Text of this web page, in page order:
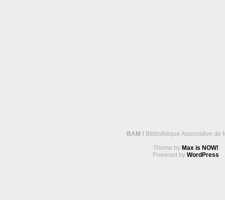
BAM ! Bibliothèque Associative de
Theme by Max is NOW!
Powered by WordPress